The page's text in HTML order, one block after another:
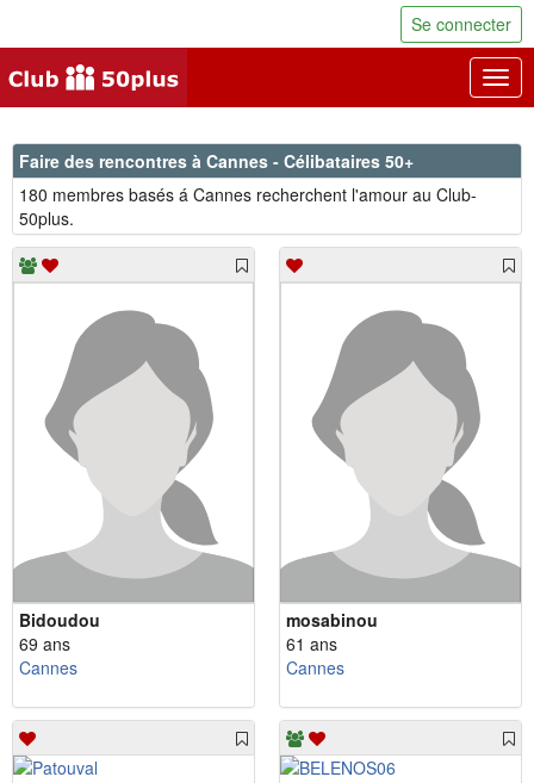
Se connecter
Faire des rencontres à Cannes - Célibataires 50+
180 membres basés á Cannes recherchent l'amour au Club-
50plus.
Bidoudou
69 ans
Cannes
mosabinou
61 ans
Cannes